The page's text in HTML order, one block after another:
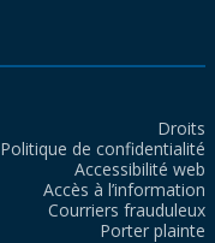
Droits
Politique de confidentialité
Accessibilité web
Accès à l’information
Courriers frauduleux
Porter plainte